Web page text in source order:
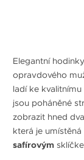
Elegantní
opravdového
ladí ke
jsou poháněné
zobrazit hned
která je
safírovým